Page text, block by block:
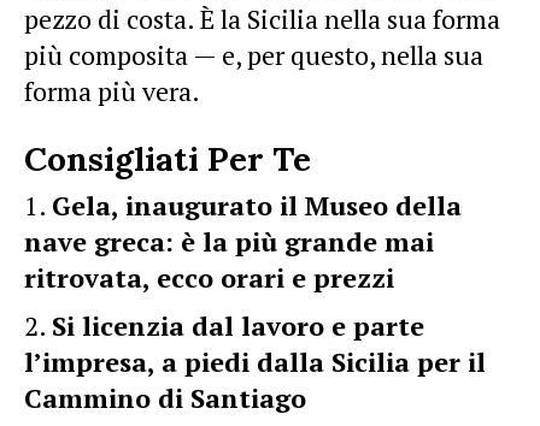
pezzo di costa. È la Sicilia nella sua forma
più composita — e, per questo, nella sua
forma più vera.
Consigliati Per Te
Gela, inaugurato il Museo della
nave greca: è la più grande mai
ritrovata, ecco orari e prezzi
Si licenzia dal lavoro e parte
l’impresa, a piedi dalla Sicilia per il
Cammino di Santiago